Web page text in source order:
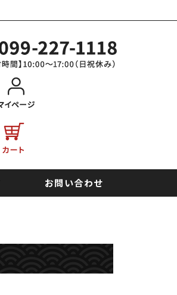
お問い合わせ